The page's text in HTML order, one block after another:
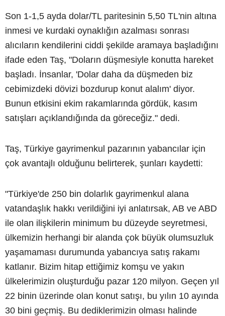
Son 1-1,5 ayda dolar/TL paritesinin 5,50 TL'nin altına
inmesi ve kurdaki oynaklığın azalması sonrası
alıcıların kendilerini ciddi şekilde aramaya başladığını
ifade eden Taş, "Doların düşmesiyle konutta hareket
başladı. İnsanlar, 'Dolar daha da düşmeden biz
cebimizdeki dövizi bozdurup konut alalım' diyor.
Bunun etkisini ekim rakamlarında gördük, kasım
satışları açıklandığında da göreceğiz." dedi.
Taş, Türkiye gayrimenkul pazarının yabancılar için
çok avantajlı olduğunu belirterek, şunları kaydetti:
"Türkiye'de 250 bin dolarlık gayrimenkul alana
vatandaşlık hakkı verildiğini iyi anlatırsak, AB ve ABD
ile olan ilişkilerin minimum bu düzeyde seyretmesi,
ülkemizin herhangi bir alanda çok büyük olumsuzluk
yaşamaması durumunda yabancıya satış rakamı
katlanır. Bizim hitap ettiğimiz komşu ve yakın
ülkelerimizin oluşturduğu pazar 120 milyon. Geçen yıl
22 binin üzerinde olan konut satışı, bu yılın 10 ayında
30 bini geçmiş. Bu dediklerimizin olması halinde